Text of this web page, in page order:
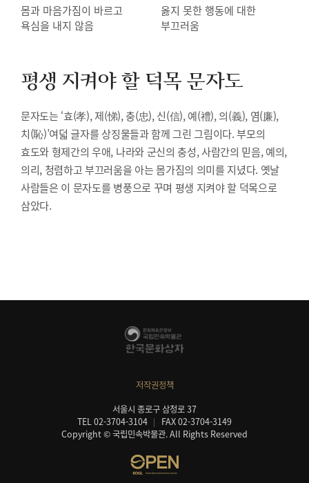
몸과 마음가짐이 바르고
욕심을 내지 않음
옳지 못한 행동에 대한
부끄러움
평생 지켜야 할 덕목 문자도
문자도는 ‘효(孝), 제(悌), 충(忠), 신(信), 예(禮), 의(義), 염(廉),
치(恥)’여덟 글자를 상징물들과 함께 그린 그림이다. 부모의
효도와 형제간의 우애, 나라와 군신의 충성, 사람간의 믿음, 예의,
의리, 청렴하고 부끄러움을 아는 몸가짐의 의미를 지녔다. 옛날
사람들은 이 문자도를 병풍으로 꾸며 평생 지켜야 할 덕목으로
삼았다.
저작권정책
서울시 종로구 삼청로 37
TEL 02-3704-3104
FAX 02-3704-3149
Copyright © 국립민속박물관. All Rights Reserved